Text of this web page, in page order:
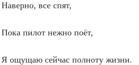
Наверно, все спят,
Пока пилот нежно поёт,
Я ощущаю сейчас полноту жизни.